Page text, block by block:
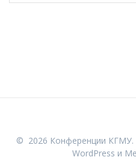
© 2026 Конференции КГМУ.
WordPress и